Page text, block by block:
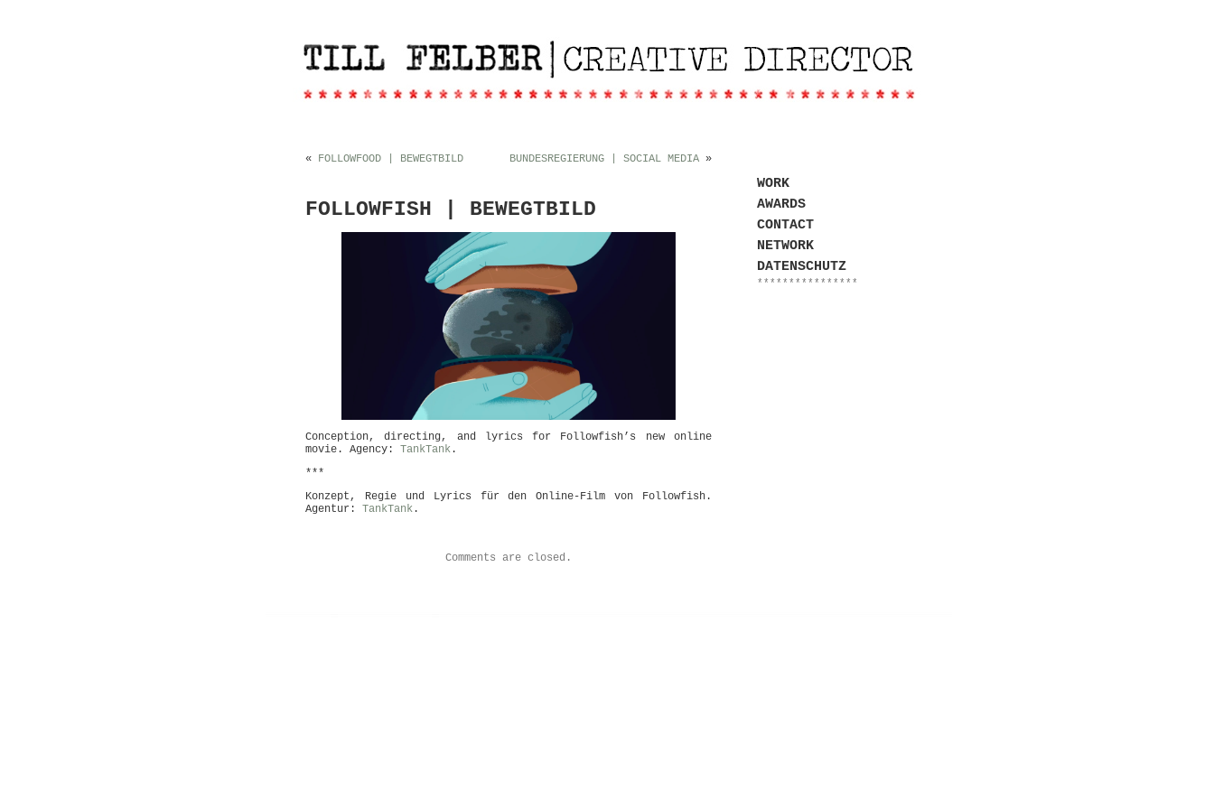
« FOLLOWFOOD | BEWEGTBILD BUNDESREGIERUNG | SOCIAL MEDIA »
FOLLOWFISH | BEWEGTBILD
Conception, directing, and lyrics for Followfish’s new online
movie. Agency: TankTank .
***
Konzept, Regie und Lyrics für den Online-Film von Followfish.
Agentur: TankTank .
Comments are closed.
WORK
AWARDS
CONTACT
NETWORK
DATENSCHUTZ
****************